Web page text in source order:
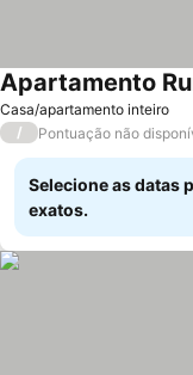
Casa/apartamento inteiro
Apartamento
/ Pontuação não
Selecione as datas
exatos.